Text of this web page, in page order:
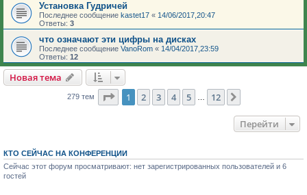
Установка Гудричей
Последнее сообщение kastet17 « 14/06/2017,20:47
Ответы: 3
что означают эти цифры на дисках
Последнее сообщение VanoRom « 14/04/2017,23:59
Ответы: 12
Новая тема
279 тем Страница из 12
1 2 3 4 5 12
Перейти
КТО СЕЙЧАС НА КОНФЕРЕНЦИИ
Сейчас этот форум просматривают: нет зарегистрированных пользователей и 6
гостей